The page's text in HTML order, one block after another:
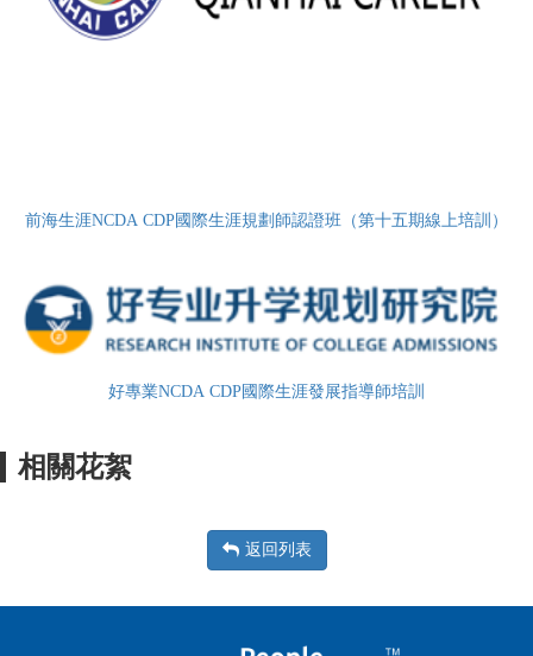
前海生涯NCDA CDP國際生涯規劃師認證班（第十五期線上培訓）
好專業NCDA CDP國際生涯發展指導師培訓
相關花絮
返回列表